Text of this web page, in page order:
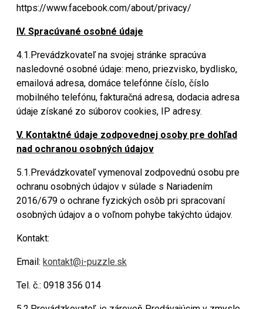
https://www.facebook.com/about/privacy/
IV. Spracúvané osobné údaje
4.1.Prevádzkovateľ na svojej stránke spracúva
nasledovné osobné údaje: meno, priezvisko, bydlisko,
emailová adresa, domáce telefónne číslo, číslo
mobilného telefónu, fakturačná adresa, dodacia adresa
údaje získané zo súborov cookies, IP adresy.
V. Kontaktné údaje zodpovednej osoby pre dohľad
nad ochranou osobných údajov
5.1.Prevádzkovateľ vymenoval zodpovednú osobu pre
ochranu osobných údajov v súlade s Nariadením
2016/679 o ochrane fyzických osôb pri spracovaní
osobných údajov a o voľnom pohybe takýchto údajov.
Kontakt:
Email: kontakt@i-puzzle.sk
Tel. č.: 0918 356 014